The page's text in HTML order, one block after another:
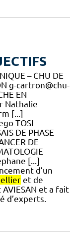
– CHU DE
g-cartron@chu-
EN
Nathalie
[...]
TOSI
DE PHASE
DE
[...]
d’un
et de
AVIESAN et a fait
d’experts.